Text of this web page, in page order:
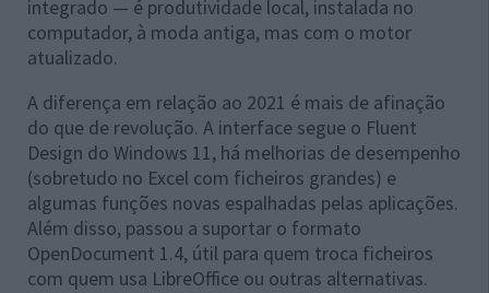
integrado — é produtividade local, instalada no
computador, à moda antiga, mas com o motor
atualizado.
A diferença em relação ao 2021 é mais de afinação
do que de revolução. A interface segue o Fluent
Design do Windows 11, há melhorias de desempenho
(sobretudo no Excel com ficheiros grandes) e
algumas funções novas espalhadas pelas aplicações.
Além disso, passou a suportar o formato
OpenDocument 1.4, útil para quem troca ficheiros
com quem usa LibreOffice ou outras alternativas.